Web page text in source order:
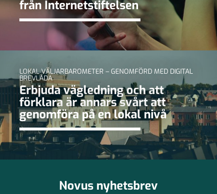
från Internetstiftelsen
LOKAL VÄLJARBAROMETER – GENOMFÖRD MED DIGITAL
BREVLÅDA
Erbjuda vägledning och att
förklara är annars svårt att
genomföra på en lokal nivå
Novus nyhetsbrev